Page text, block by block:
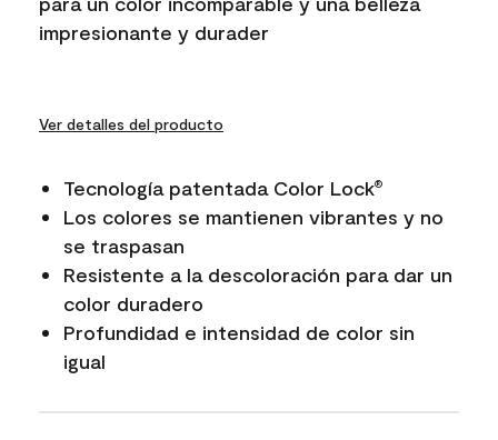
impresionante y durader
Ver detalles del producto
Tecnología patentada Color Lock®
Los colores se mantienen vibrantes y no
se traspasan
Resistente a la descoloración para dar un
color duradero
Profundidad e intensidad de color sin
igual